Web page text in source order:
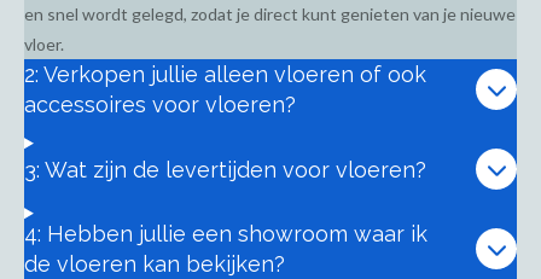
en snel wordt gelegd, zodat je direct kunt genieten van je nieuwe
vloer.
2: Verkopen jullie alleen vloeren of ook
accessoires voor vloeren?
3: Wat zijn de levertijden voor vloeren?
4: Hebben jullie een showroom waar ik
de vloeren kan bekijken?